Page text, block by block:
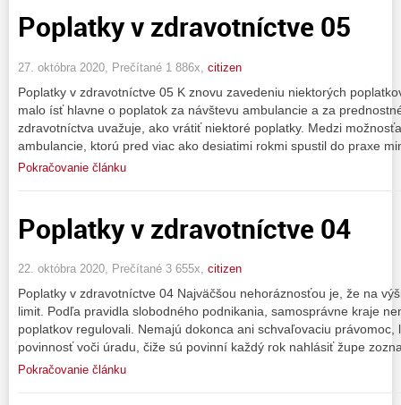
Poplatky v zdravotníctve 05
27. októbra 2020, Prečítané 1 886x, citizen
Poplatky v zdravotníctve 05 K znovu zavedeniu niektorých
malo ísť hlavne o poplatok za návštevu ambulancie a za
zdravotníctva uvažuje, ako vrátiť niektoré poplatky. Medzi
ambulancie, ktorú pred viac ako desiatimi rokmi spustil do praxe
Pokračovanie článku
Poplatky v zdravotníctve 04
22. októbra 2020, Prečítané 3 655x, citizen
Poplatky v zdravotníctve 04 Najväčšou nehoráznosťou je, že na
limit. Podľa pravidla slobodného podnikania, samosprávne kraje
poplatkov regulovali. Nemajú dokonca ani schvaľovaciu
povinnosť voči úradu, čiže sú povinní každý rok nahlásiť župe
Pokračovanie článku